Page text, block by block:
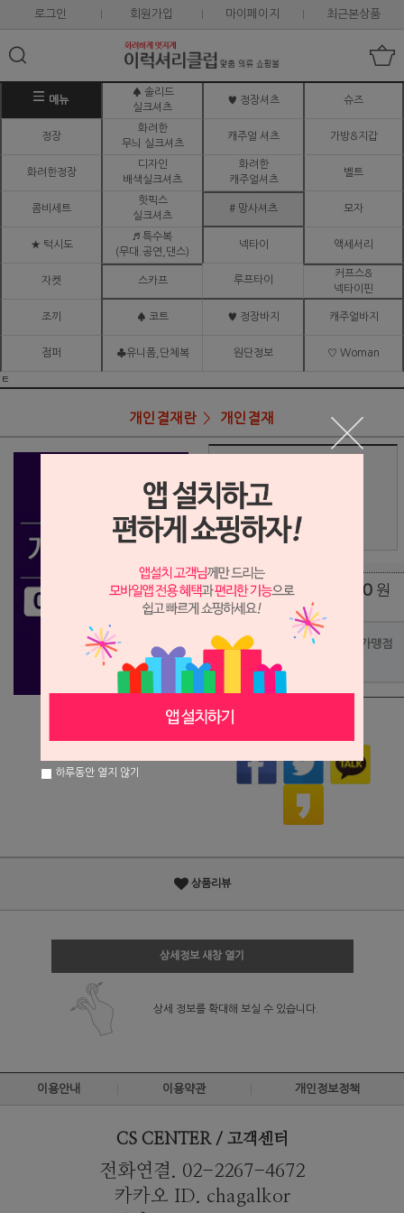
로그인 회원가입 마이페이지 최근본상품
메뉴
♠ 솔리드
실크셔츠
♥ 정장셔츠 슈즈
정장
화려한
무늬 실크셔츠
캐주얼 셔츠 가방&지갑
화려한정장
디자인
배색실크셔츠
화려한
캐주얼셔츠
벨트
콤비세트
핫픽스
실크셔츠
# 망사셔츠 모자
★ 턱시도
♬ 특수복
(무대.공연,댄스)
넥타이 액세서리
자켓 스카프 루프타이
커프스&
넥타이핀
조끼 ♠ 코트 ♥ 정장바지 캐주얼바지
점퍼 ♣유니폼,단체복 원단정보 ♡ Woman
ㅌ
개인결재란 개인결재
상품가 58,000
배송비 (조건)
총 상품 금액 0 원
포인트사용 가맹점
상품리뷰
상세정보 새창 열기
상세 정보를 확대해 보실 수 있습니다.
이용안내 이용약관 개인정보정책
CS CENTER / 고객센터
전화연결. 02-2267-4672
카카오 ID. chagalkor
하루동안 열지 않기